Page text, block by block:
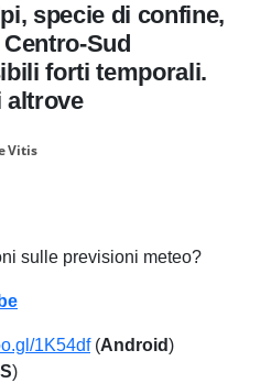
specie di confine,
Sud
forti temporali.
altrove
Vitis
sulle previsioni meteo?
1K54df(Android)
)